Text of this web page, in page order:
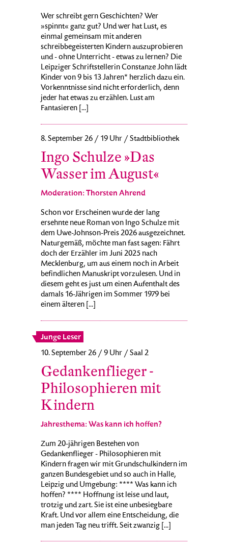
Wer schreibt gern Geschichten? Wer
»spinnt« ganz gut? Und wer hat Lust, es
einmal gemeinsam mit anderen
schreibbegeisterten Kindern auszuprobieren
und - ohne Unterricht - etwas zu lernen? Die
Leipziger Schriftstellerin Constanze John lädt
Kinder von 9 bis 13 Jahren* herzlich dazu ein.
Vorkenntnisse sind nicht erforderlich, denn
jeder hat etwas zu erzählen. Lust am
Fantasieren [...]
8. September 26 / 19 Uhr / Stadtbibliothek
Ingo Schulze »Das
Wasser im August«
Moderation: Thorsten Ahrend
Schon vor Erscheinen wurde der lang
ersehnte neue Roman von Ingo Schulze mit
dem Uwe-Johnson-Preis 2026 ausgezeichnet.
Naturgemäß, möchte man fast sagen: Fährt
doch der Erzähler im Juni 2025 nach
Mecklenburg, um aus einem noch in Arbeit
befindlichen Manuskript vorzulesen. Und in
diesem geht es just um einen Aufenthalt des
damals 16-Jährigen im Sommer 1979 bei
einem älteren [...]
Junge Leser
10. September 26 / 9 Uhr / Saal 2
Gedankenflieger -
Philosophieren mit
Kindern
Jahresthema: Was kann ich hoffen?
Zum 20-jährigen Bestehen von
Gedankenflieger - Philosophieren mit
Kindern fragen wir mit Grundschulkindern im
ganzen Bundesgebiet und so auch in Halle,
Leipzig und Umgebung: **** Was kann ich
hoffen? **** Hoffnung ist leise und laut,
trotzig und zart. Sie ist eine unbesiegbare
Kraft. Und vor allem eine Entscheidung, die
man jeden Tag neu trifft. Seit zwanzig [...]